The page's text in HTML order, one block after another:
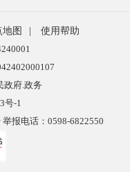
图
使用帮助
政府.政务
号-1
报电话：0598-6822550